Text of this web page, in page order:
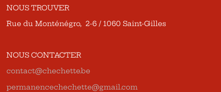
NOUS TROUVER
Rue du Monténégro, 2-6 / 1060 Saint-Gilles
NOUS CONTACTER
contact@chechette.be
permanencechechette@gmail.com